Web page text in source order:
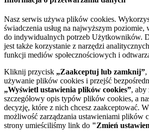
Nasz serwis używa plików cookies.
świadczenia usług na najwyższym poziomie,
do indywidualnych potrzeb Użytkowników.
jest także korzystanie z narzędzi
funkcji mediów społecznościowych i
Kliknij przycisk „Zaakceptuj lub zamknij”,
używanie plików cookies i przejść
„Wyświetl ustawienia plików cookies”, aby
szczegółowy opis typów plików cookies, a
decyzję, które z nich chcesz zaakceptować.
możliwość zarządzania ustawieniami plików
strony umieściliśmy link do "Zmień